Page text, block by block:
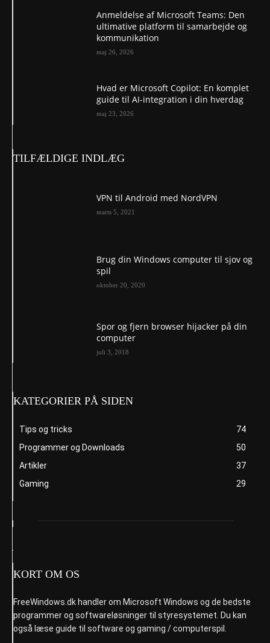
Anmeldelse af Microsoft Teams: Den
ultimative platform til samarbejde og
kommunikation
maj 26, 2026
Hvad er Microsoft Copilot: En komplet
guide til AI-integration i din hverdag
maj 23, 2026
TILFÆLDIGE INDLÆG
VPN til Android med NordVPN
marts 5, 2021
Brug din Windows computer til sjov og
spil
oktober 20, 2020
Spor og fjern browser hijacker på din
computer
juli 3, 2018
KATEGORIER PÅ SIDEN
Tips og tricks
74
Programmer og Downloads
50
Artikler
37
Gaming
29
KORT OM OS
FreeWindows.dk handler om Microsoft Windows og de bedste
programmer og softwareløsninger til styresystemet. Du kan
også læse guide til software og gaming / computerspil.